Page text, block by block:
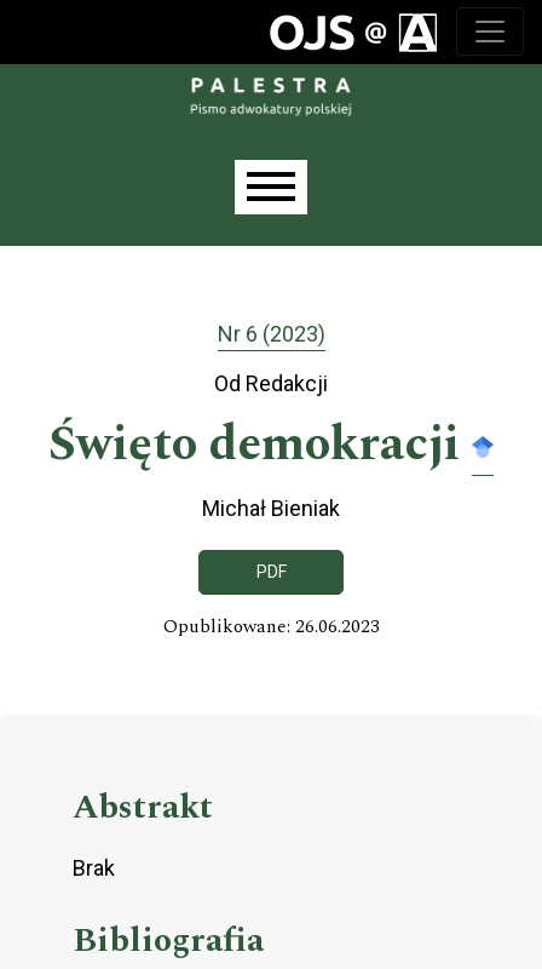
Nr 6 (2023)
Od Redakcji
Święto demokracji
Michał Bieniak
PDF
Opublikowane: 26.06.2023
Abstrakt
Brak
Bibliografia